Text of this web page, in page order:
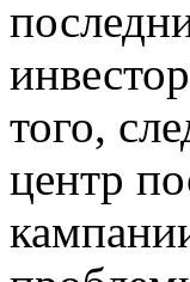
того,
центр